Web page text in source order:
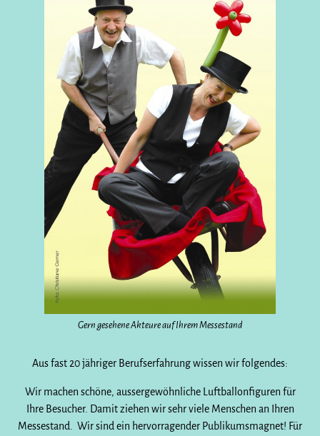
Gern gesehene Akteure auf Ihrem Messestand
Aus fast 20 jähriger Berufserfahrung wissen wir folgendes:
Wir machen schöne, aussergewöhnliche Luftballonfiguren für
Ihre Besucher. Damit ziehen wir sehr viele Menschen an Ihren
Messestand. Wir sind ein hervorragender Publikumsmagnet! Für